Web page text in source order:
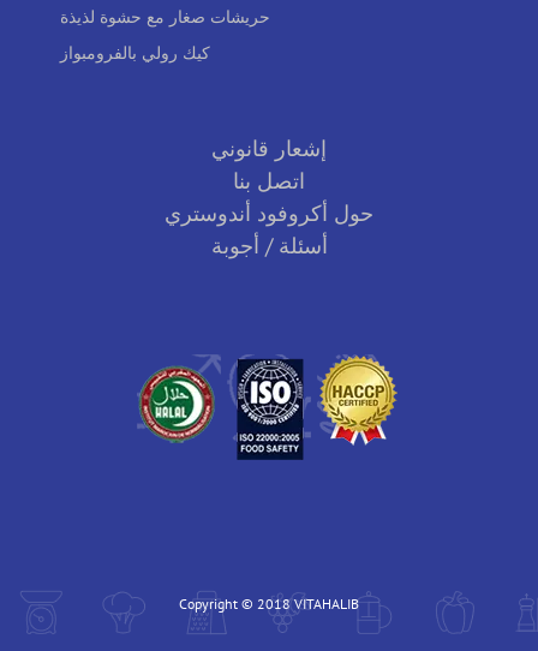
حريشات صغار مع حشوة لذيذة
كيك رولي بالفرومبواز
إشعار قانوني
اتصل بنا
حول أكروفود أندوستري
أسئلة / أجوبة
Copyright © 2018 VITAHALIB